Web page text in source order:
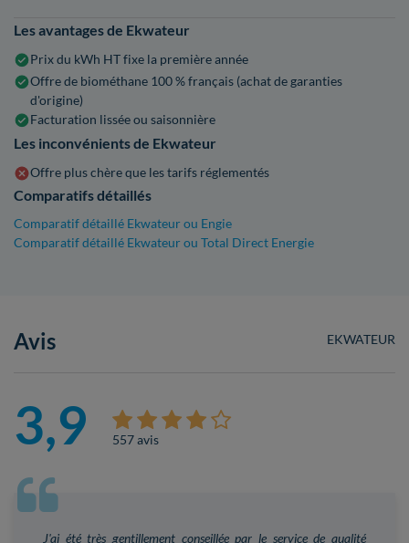
Les avantages de Ekwateur
Prix du kWh HT fixe la première année
Offre de biométhane 100 % français (achat de garanties
d'origine)
Facturation lissée ou saisonnière
Les inconvénients de Ekwateur
Offre plus chère que les tarifs réglementés
Comparatifs détaillés
Comparatif détaillé Ekwateur ou Engie
Comparatif détaillé Ekwateur ou Total Direct Energie
EKWATEUR
Avis
3,9 557 avis
J'ai été très gentillement conseillée par le service de qualité